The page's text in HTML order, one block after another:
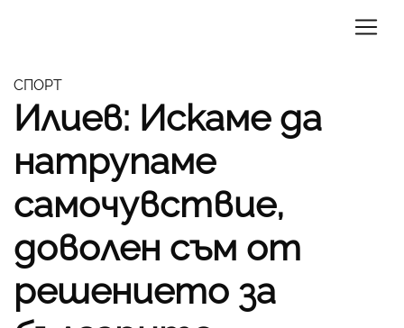
СПОРТ
Илиев: Искаме да
натрупаме
самочувствие,
доволен съм от
решението за